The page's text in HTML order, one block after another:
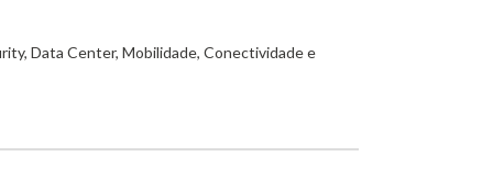
Data Center, Mobilidade, Conectividade e